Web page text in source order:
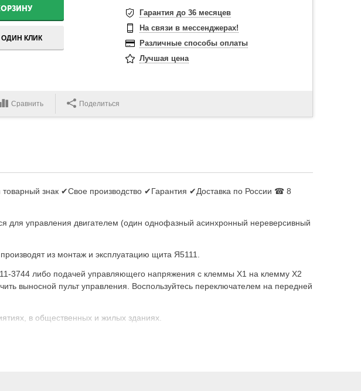
ОДИН КЛИК
Гарантия до 36 месяцев
На связи в мессенджерах!
Различные способы оплаты
Лучшая цена
Сравнить Поделиться
знак ✔Свое производство ✔Гарантия ✔Доставка по России ☎ 8
для управления двигателем (один однофазный асинхронный нереверсивный
из монтаж и эксплуатацию щита Я5111.
3744 либо подачей управляющего напряжения c клеммы X1 на клемму X2
выносной пульт управления. Воспользуйтесь переключателем на передней
в общественных и жилых зданиях.